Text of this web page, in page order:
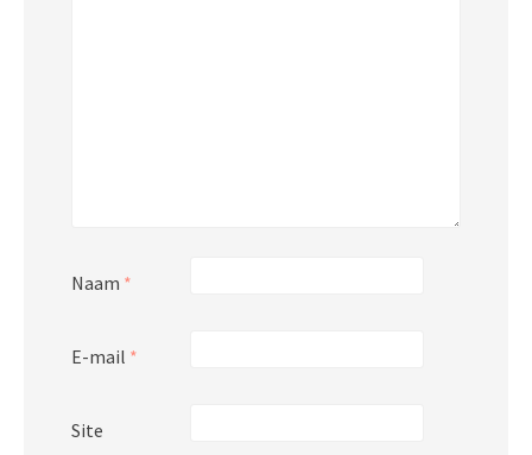
Naam *
E-mail *
Site